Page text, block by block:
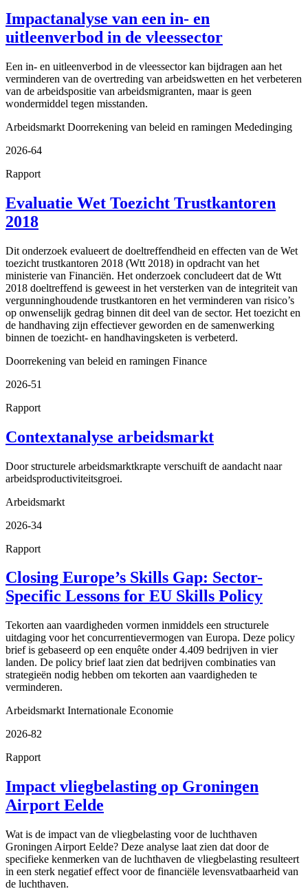
Impactanalyse van een in- en
uitleenverbod in de vleessector
Een in- en uitleenverbod in de vleessector kan bijdragen aan het
verminderen van de overtreding van arbeidswetten en het verbeteren
van de arbeidspositie van arbeidsmigranten, maar is geen
wondermiddel tegen misstanden.
Arbeidsmarkt Doorrekening van beleid en ramingen Mededinging
2026-64
Rapport
Evaluatie Wet Toezicht Trustkantoren
2018
Dit onderzoek evalueert de doeltreffendheid en effecten van de Wet
toezicht trustkantoren 2018 (Wtt 2018) in opdracht van het
ministerie van Financiën. Het onderzoek concludeert dat de Wtt
2018 doeltreffend is geweest in het versterken van de integriteit van
vergunninghoudende trustkantoren en het verminderen van risico’s
op onwenselijk gedrag binnen dit deel van de sector. Het toezicht en
de handhaving zijn effectiever geworden en de samenwerking
binnen de toezicht- en handhavingsketen is verbeterd.
Doorrekening van beleid en ramingen Finance
2026-51
Rapport
Contextanalyse arbeidsmarkt
Door structurele arbeidsmarktkrapte verschuift de aandacht naar
arbeidsproductiviteitsgroei.
Arbeidsmarkt
2026-34
Rapport
Closing Europe’s Skills Gap: Sector-
Specific Lessons for EU Skills Policy
Tekorten aan vaardigheden vormen inmiddels een structurele
uitdaging voor het concurrentievermogen van Europa. Deze policy
brief is gebaseerd op een enquête onder 4.409 bedrijven in vier
landen. De policy brief laat zien dat bedrijven combinaties van
strategieën nodig hebben om tekorten aan vaardigheden te
verminderen.
Arbeidsmarkt Internationale Economie
2026-82
Rapport
Impact vliegbelasting op Groningen
Airport Eelde
Wat is de impact van de vliegbelasting voor de luchthaven
Groningen Airport Eelde? Deze analyse laat zien dat door de
specifieke kenmerken van de luchthaven de vliegbelasting resulteert
in een sterk negatief effect voor de financiële levensvatbaarheid van
de luchthaven.